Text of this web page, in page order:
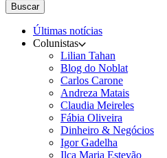
Buscar
Últimas notícias
Colunistas
Lilian Tahan
Blog do Noblat
Carlos Carone
Andreza Matais
Claudia Meireles
Fábia Oliveira
Dinheiro & Negócios
Igor Gadelha
Ilca Maria Estevão